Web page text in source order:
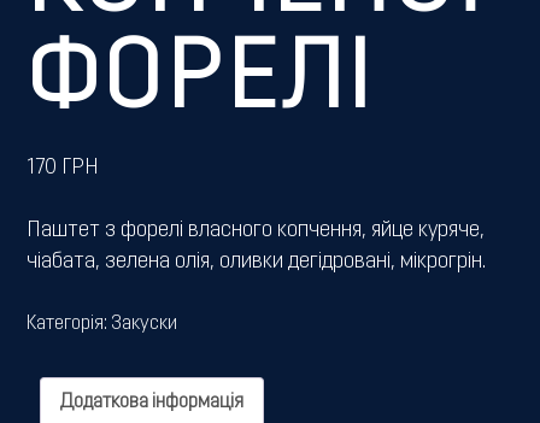
ФОРЕЛІ
170 ГРН
Паштет з форелі власного копчення, яйце куряче,
чіабата, зелена олія, оливки дегідровані, мікрогрін.
Категорія: Закуски
Додаткова інформація